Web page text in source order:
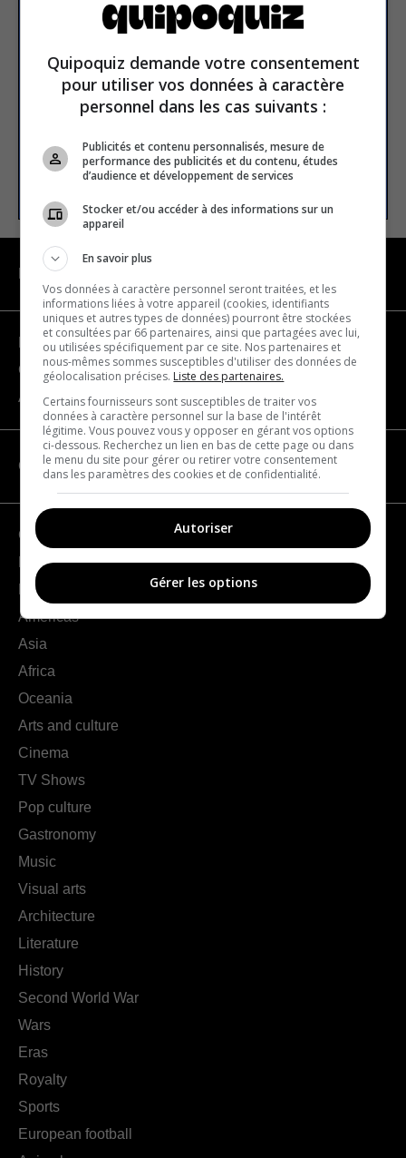
Subscribe to our
Email address
SUBSCRIBE
NAVIGATION
Become a partner
Contact us
About us
CATEGORIES
Geography
France
Europe
Americas
Asia
Africa
Oceania
Arts and culture
Cinema
TV Shows
Pop culture
Gastronomy
Music
Visual arts
Architecture
Literature
History
Second World War
Wars
Eras
Royalty
Sports
European football
Quipoquiz demande votre consentement
pour utiliser vos données à caractère
personnel dans les cas suivants :
Publicités et contenu personnalisés, mesure de
performance des publicités et du contenu, études
d’audience et développement de services
Stocker et/ou accéder à des informations sur un
appareil
En savoir plus
Vos données à caractère personnel seront traitées, et les
informations liées à votre appareil (cookies, identifiants
uniques et autres types de données) pourront être stockées
et consultées par 66 partenaires, ainsi que partagées avec lui,
ou utilisées spécifiquement par ce site. Nos partenaires et
nous-mêmes sommes susceptibles d'utiliser des données de
géolocalisation précises. Liste des partenaires.
Certains fournisseurs sont susceptibles de traiter vos
données à caractère personnel sur la base de l'intérêt
légitime. Vous pouvez vous y opposer en gérant vos options
ci-dessous. Recherchez un lien en bas de cette page ou dans
le menu du site pour gérer ou retirer votre consentement
dans les paramètres des cookies et de confidentialité.
Autoriser
Gérer les options